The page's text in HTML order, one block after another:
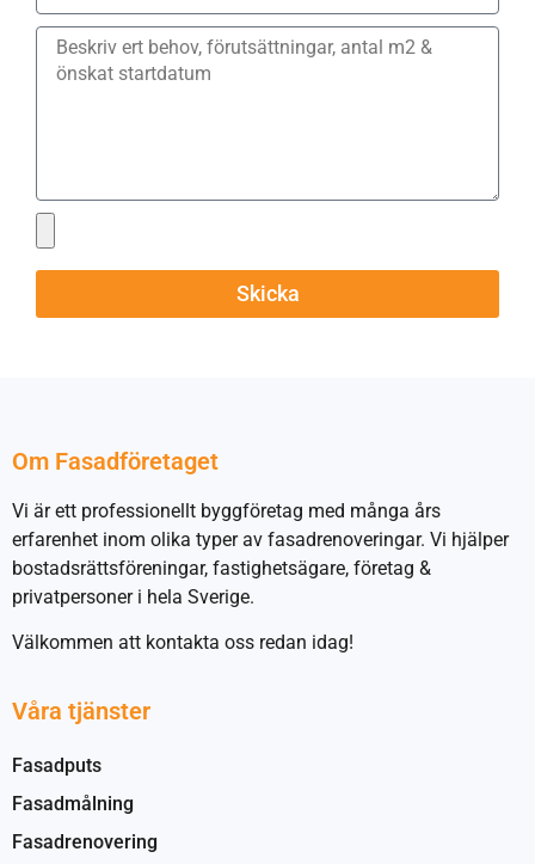
Skicka
Om Fasadföretaget
Vi är ett professionellt byggföretag med många års
erfarenhet inom olika typer av fasadrenoveringar. Vi hjälper
bostadsrättsföreningar, fastighetsägare, företag &
privatpersoner i hela Sverige.
Välkommen att kontakta oss redan idag!
Våra tjänster
Fasadputs
Fasadmålning
Fasadrenovering